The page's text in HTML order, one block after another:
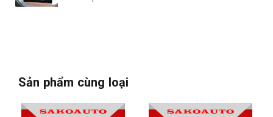
Sản phẩm cùng loại